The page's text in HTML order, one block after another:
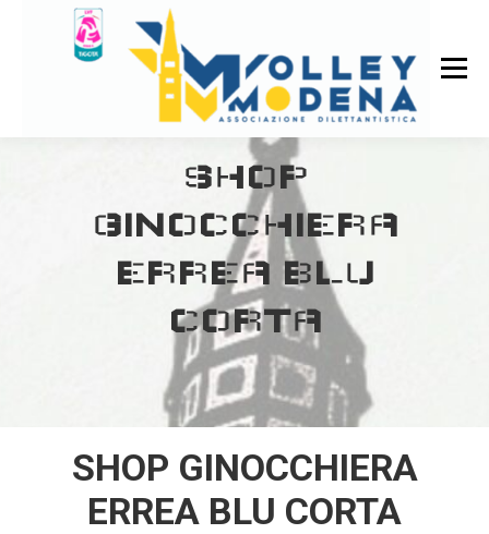
SHOP
GINOCCHIERA
ERREA BLU
CORTA
SHOP GINOCCHIERA
ERREA BLU CORTA